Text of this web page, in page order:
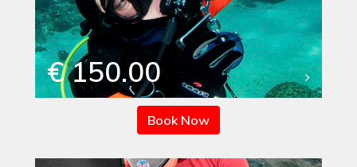
€ 150.00
Book Now